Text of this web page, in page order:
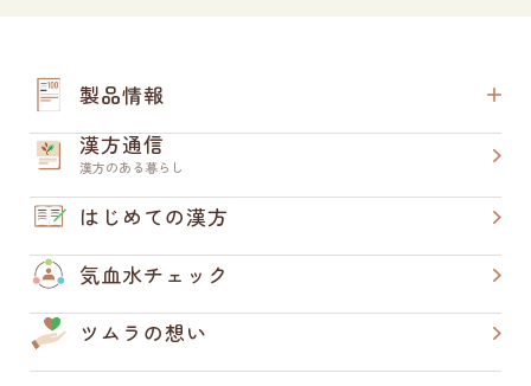
製品情報
漢方通信
漢方のある暮らし
はじめての漢方
気血水チェック
ツムラの想い